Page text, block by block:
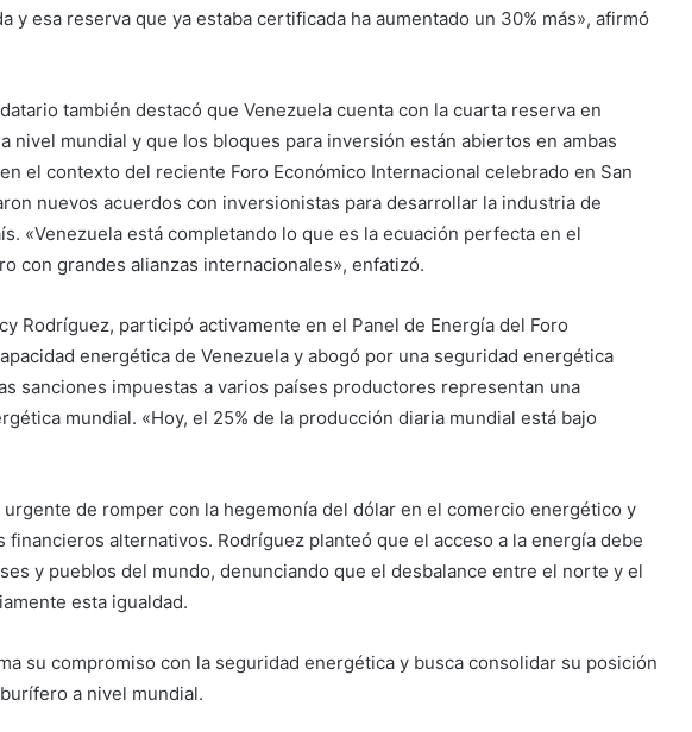
y esa reserva que ya estaba certificada ha aumentado un 30% más», afirmó
también destacó que Venezuela cuenta con la cuarta reserva en
nivel mundial y que los bloques para inversión están abiertos en ambas
el contexto del reciente Foro Económico Internacional celebrado en San
nuevos acuerdos con inversionistas para desarrollar la industria de
«Venezuela está completando lo que es la ecuación perfecta en el
con grandes alianzas internacionales», enfatizó.
Rodríguez, participó activamente en el Panel de Energía del Foro
energética de Venezuela y abogó por una seguridad energética
sanciones impuestas a varios países productores representan una
mundial. «Hoy, el 25% de la producción diaria mundial está bajo
de romper con la hegemonía del dólar en el comercio energético y
financieros alternativos. Rodríguez planteó que el acceso a la energía debe
y pueblos del mundo, denunciando que el desbalance entre el norte y el
esta igualdad.
su compromiso con la seguridad energética y busca consolidar su posición
a nivel mundial.